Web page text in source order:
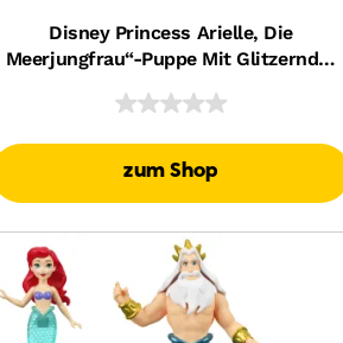
Disney Princess Arielle, Die
Meerjungfrau“-Puppe Mit Glitzernder
Meerjungfrau“ (Live-Action-Film)
zum Shop